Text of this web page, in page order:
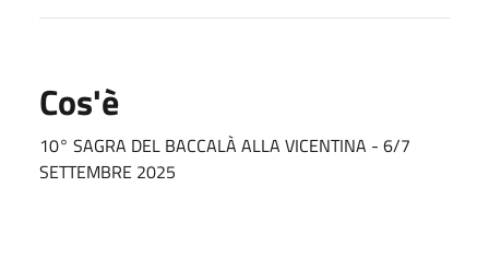
Cos'è
10° SAGRA DEL BACCALÀ ALLA VICENTINA - 6/7
SETTEMBRE 2025